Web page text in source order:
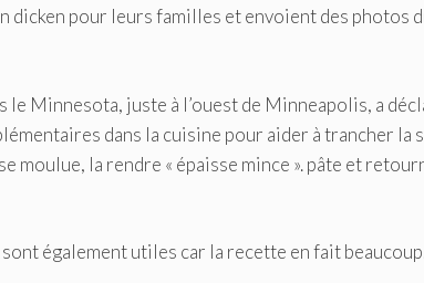
dicken pour leurs familles et envoient des photos
le Minnesota, juste à l’ouest de Minneapolis, a
dans la cuisine pour aider à trancher la
moulue, la rendre « épaisse mince ». pâte et
également utiles car la recette en fait